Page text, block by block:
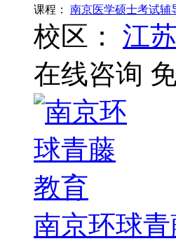
课程： 南京医学硕士考试辅
校区： 江
在线咨询
南京环球